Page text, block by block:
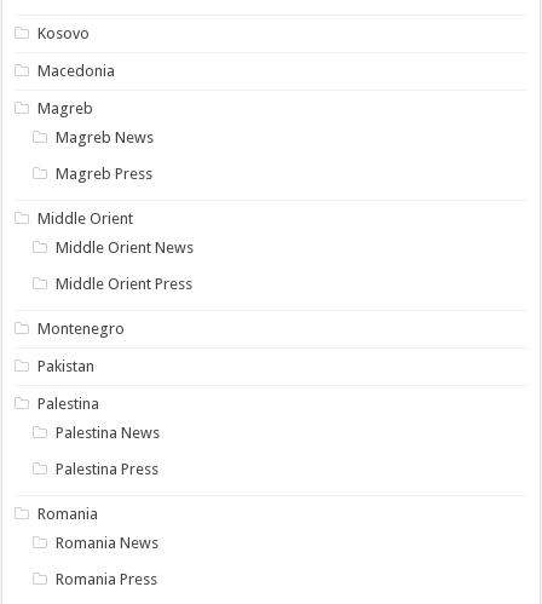
Kosovo
Macedonia
Magreb
Magreb News
Magreb Press
Middle Orient
Middle Orient News
Middle Orient Press
Montenegro
Pakistan
Palestina
Palestina News
Palestina Press
Romania
Romania News
Romania Press